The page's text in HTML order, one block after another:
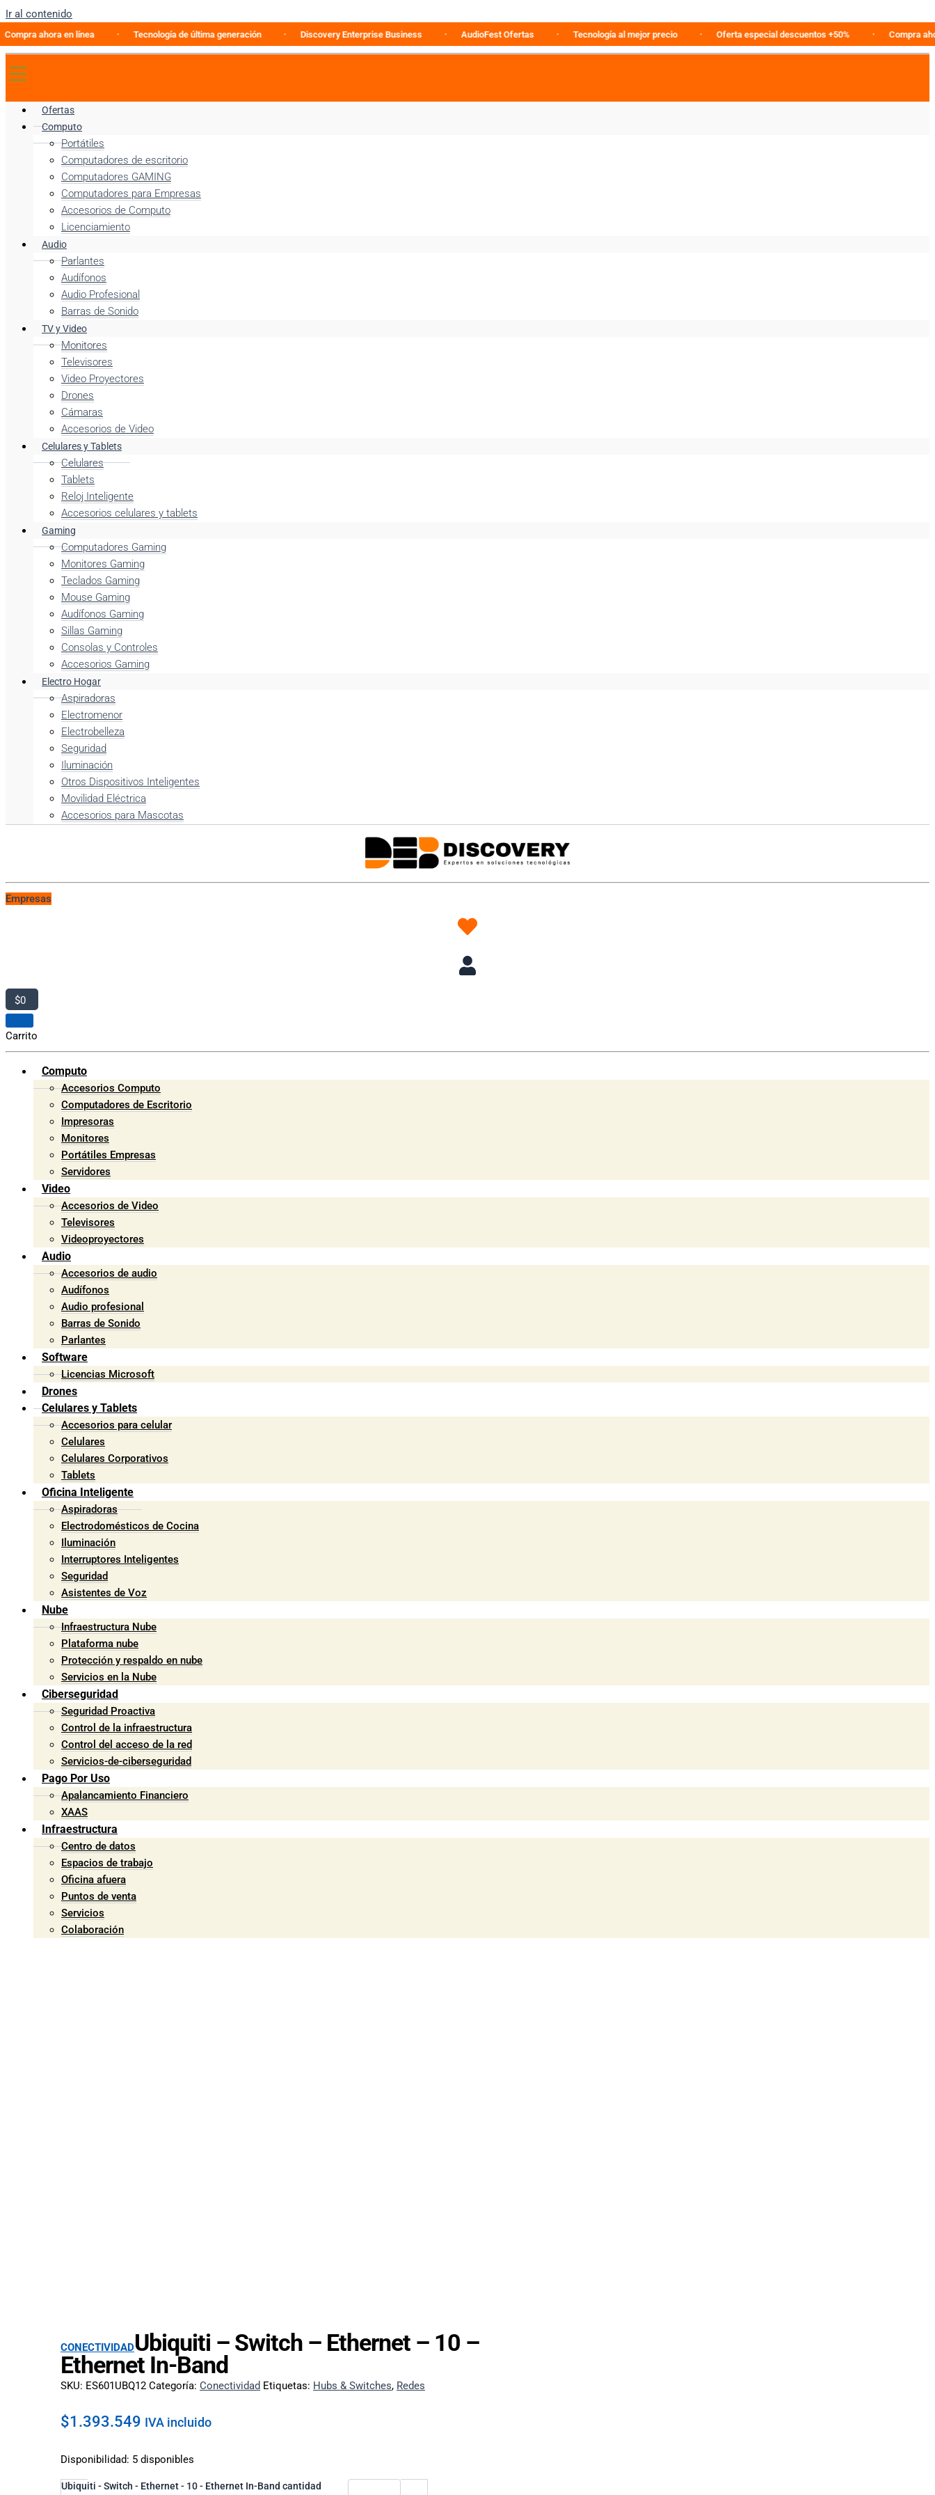
Ir al contenido
ahora en línea Tecnología de última generación Discovery Enterprise Business AudioFest Ofertas Tecnología al mejor precio Oferta especial descuentos +50% Compra ahora en
Ofertas
Computo
Portátiles
Computadores de escritorio
Computadores GAMING
Computadores para Empresas
Accesorios de Computo
Licenciamiento
Audio
Parlantes
Audífonos
Audio Profesional
Barras de Sonido
TV y Video
Monitores
Televisores
Video Proyectores
Drones
Cámaras
Accesorios de Video
Celulares y Tablets
Celulares
Tablets
Reloj Inteligente
Accesorios celulares y tablets
Gaming
Computadores Gaming
Monitores Gaming
Teclados Gaming
Mouse Gaming
Audífonos Gaming
Sillas Gaming
Consolas y Controles
Accesorios Gaming
Electro Hogar
Aspiradoras
Electromenor
Electrobelleza
Seguridad
Iluminación
Otros Dispositivos Inteligentes
Movilidad Eléctrica
Accesorios para Mascotas
Empresas
$0
Carrito
Computo
Accesorios Computo
Computadores de Escritorio
Impresoras
Monitores
Portátiles Empresas
Servidores
Video
Accesorios de Video
Televisores
Videoproyectores
Audio
Accesorios de audio
Audífonos
Audio profesional
Barras de Sonido
Parlantes
Software
Licencias Microsoft
Drones
Celulares y Tablets
Accesorios para celular
Celulares
Celulares Corporativos
Tablets
Oficina Inteligente
Aspiradoras
Electrodomésticos de Cocina
Iluminación
Interruptores Inteligentes
Seguridad
Asistentes de Voz
Nube
Infraestructura Nube
Plataforma nube
Protección y respaldo en nube
Servicios en la Nube
Ciberseguridad
Seguridad Proactiva
Control de la infraestructura
Control del acceso de la red
Servicios-de-ciberseguridad
Pago Por Uso
Apalancamiento Financiero
XAAS
Infraestructura
Centro de datos
Espacios de trabajo
Oficina afuera
Puntos de venta
Servicios
Colaboración
CONECTIVIDADUbiquiti – Switch – Ethernet – 10 –
Ethernet In-Band
SKU: ES601UBQ12 Categoría: Conectividad Etiquetas: Hubs & Switches, Redes
$1.393.549 IVA incluido
Disponibilidad: 5 disponibles
Ubiquiti - Switch - Ethernet - 10 - Ethernet In-Band cantidad